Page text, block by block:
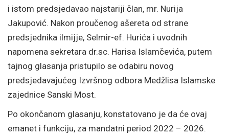
i istom predsjedavao najstariji član, mr. Nurija
Jakupović. Nakon proučenog ašereta od strane
predsjednika ilmijje, Selmir-ef. Hurića i uvodnih
napomena sekretara dr.sc. Harisa Islamčevića, putem
tajnog glasanja pristupilo se odabiru novog
predsjedavajućeg Izvršnog odbora Medžlisa Islamske
zajednice Sanski Most.
Po okončanom glasanju, konstatovano je da će ovaj
emanet i funkciju, za mandatni period 2022 – 2026.